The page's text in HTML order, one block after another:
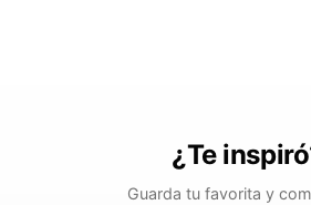
¿Te
Guarda tu favorita y